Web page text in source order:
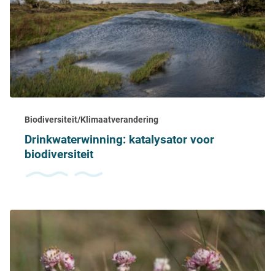
Biodiversiteit/Klimaatverandering
Drinkwaterwinning: katalysator voor
biodiversiteit